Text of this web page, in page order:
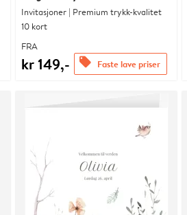
Invitasjoner | Premium trykk-kvalitet
10 kort
FRA
kr 149,- offers Faste lave priser